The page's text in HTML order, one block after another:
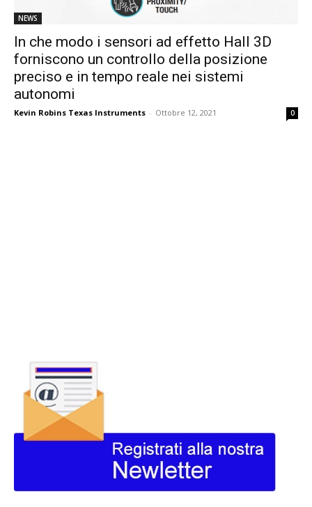
NEWS
In che modo i sensori ad effetto Hall 3D
forniscono un controllo della posizione
preciso e in tempo reale nei sistemi
autonomi
Kevin Robins Texas Instruments - Ottobre 12, 2021 0